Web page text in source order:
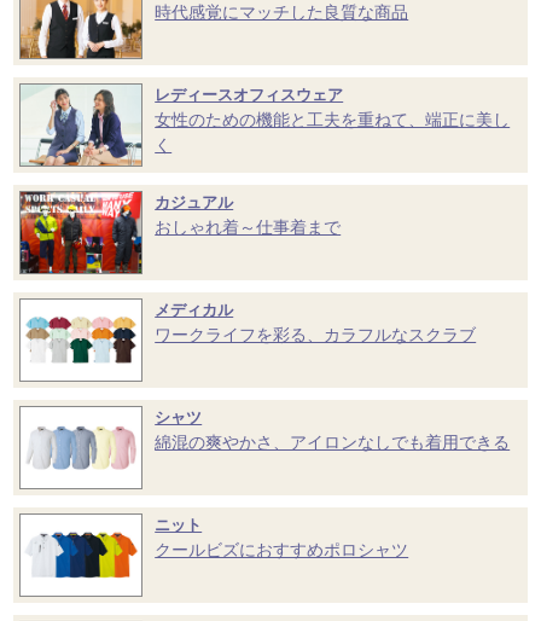
時代感覚にマッチした良質な商品
レディースオフィスウェア
女性のための機能と工夫を重ねて、端正に美し
く
カジュアル
おしゃれ着～仕事着まで
メディカル
ワークライフを彩る、カラフルなスクラブ
シャツ
綿混の爽やかさ、アイロンなしでも着用できる
ニット
クールビズにおすすめポロシャツ